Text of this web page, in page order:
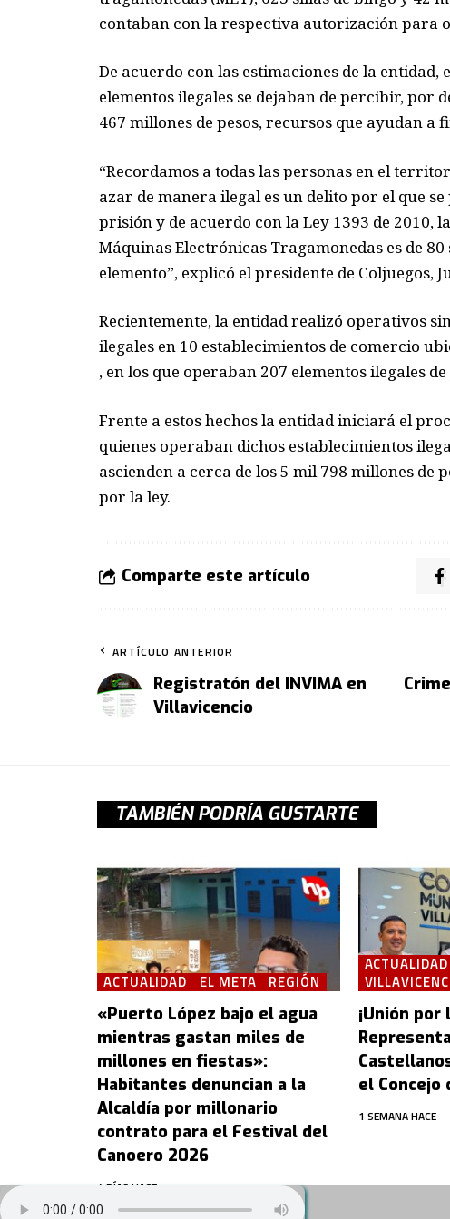
contaban con la respectiva autorización para
De acuerdo con las estimaciones de la
elementos ilegales se dejaban de percibir, por
467 millones de pesos, recursos que ayudan a
“Recordamos a todas las personas en el
azar de manera ilegal es un delito por el que
prisión y de acuerdo con la Ley 1393 de
Máquinas Electrónicas Tragamonedas es de
elemento”, explicó el presidente de Coljuegos,
Recientemente, la entidad realizó operativos
ilegales en 10 establecimientos de comercio
, en los que operaban 207 elementos ilegales
Frente a estos hechos la entidad iniciará el
quienes operaban dichos establecimientos
ascienden a cerca de los 5 mil 798 millones de
por la ley.
Comparte este artículo
ARTÍCULO ANTERIOR
Registratón del INVIMA en
Villavicencio
TAMBIÉN PODRÍA GUSTARTE
ACTUALIDAD EL META REGIÓN
«Puerto López bajo el agua
mientras gastan miles de
millones en fiestas»:
Habitantes denuncian a la
Alcaldía por millonario
contrato para el Festival del
Canoero 2026
4 DÍAS HACE
ACTUALIDAD
¡Unión por
el Concejo
1 SEMANA HACE